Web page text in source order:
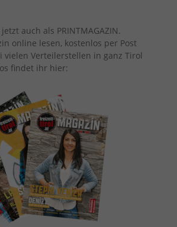
auch als PRINTMAGAZIN.
online lesen, kostenlos per Post
vielen Verteilerstellen in ganz Tirol
findet ihr hier: